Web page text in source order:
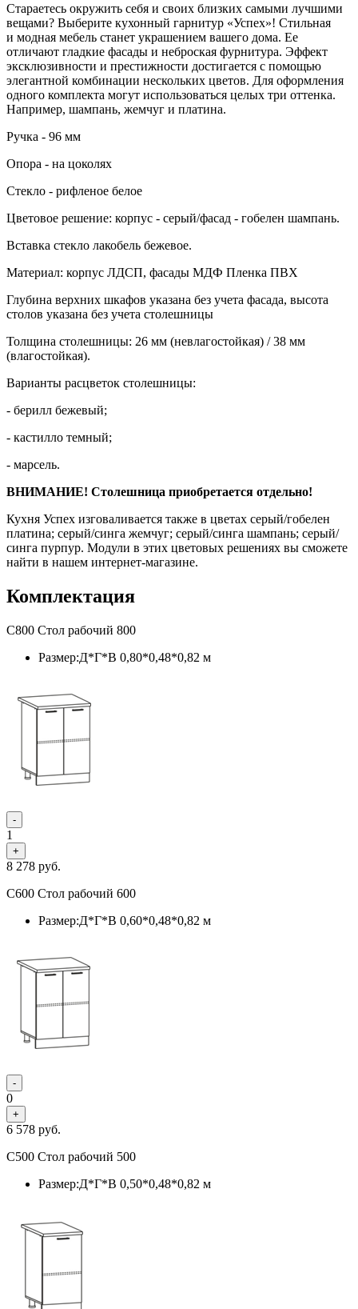
Стараетесь окружить себя и своих близких самыми лучшими
вещами? Выберите кухонный гарнитур «Успех»! Стильная
и модная мебель станет украшением вашего дома. Ее
отличают гладкие фасады и неброская фурнитура. Эффект
эксклюзивности и престижности достигается с помощью
элегантной комбинации нескольких цветов. Для оформления
одного комплекта могут использоваться целых три оттенка.
Например, шампань, жемчуг и платина.
Ручка - 96 мм
Опора - на цоколях
Стекло - рифленое белое
Цветовое решение: корпус - серый/фасад - гобелен шампань.
Вставка стекло лакобель бежевое.
Материал: корпус ЛДСП, фасады МДФ Пленка ПВХ
Глубина верхних шкафов указана без учета фасада, высота
столов указана без учета столешницы
Толщина столешницы: 26 мм (невлагостойкая) / 38 мм
(влагостойкая).
Варианты расцветок столешницы:
- берилл бежевый;
- кастилло темный;
- марсель.
ВНИМАНИЕ! Столешница приобретается отдельно!
Кухня Успех изговаливается также в цветах серый/гобелен
платина; серый/синга жемчуг; серый/синга шампань; серый/
синга пурпур. Модули в этих цветовых решениях вы сможете
найти в нашем интернет-магазине.
Комплектация
С800 Стол рабочий 800
Размер:Д*Г*В 0,80*0,48*0,82 м
-
1
+
8 278 руб.
С600 Стол рабочий 600
Размер:Д*Г*В 0,60*0,48*0,82 м
-
0
+
6 578 руб.
С500 Стол рабочий 500
Размер:Д*Г*В 0,50*0,48*0,82 м